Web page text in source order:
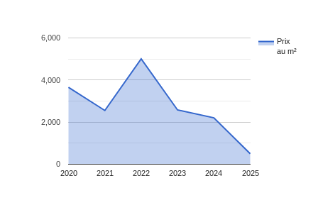
Prix
au m²
2020 2021 2022 2023 2024 2025
0
2,000
4,000
6,000